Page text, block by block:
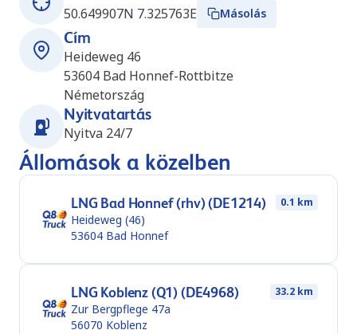
50.649907N 7.325763E
Másolás
Cím
Heideweg 46
53604 Bad Honnef-Rottbitze
Németország
Nyitvatartás
Nyitva 24/7
Állomások a közelben
LNG Bad Honnef (rhv) (DE1214) 0.1 km
Heideweg (46)
53604 Bad Honnef
LNG Koblenz (Q1) (DE4968) 33.2 km
Zur Bergpflege 47a
56070 Koblenz